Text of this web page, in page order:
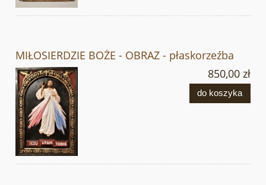
MIŁOSIERDZIE BOŻE - OBRAZ - płaskorzeźba
850,00 zł
do koszyka